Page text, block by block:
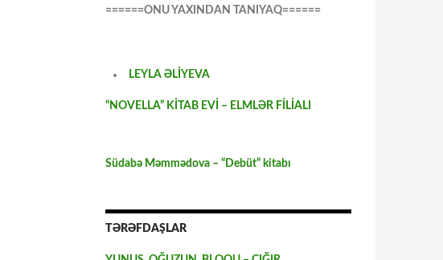
======ONU YAXINDAN TANIYAQ======
LEYLA ƏLİYEVA
“NOVELLA” KİTAB EVİ – ELMLƏR FİLİALI
Südabə Məmmədova – “Debüt” kitabı
TƏRƏFDAŞLAR